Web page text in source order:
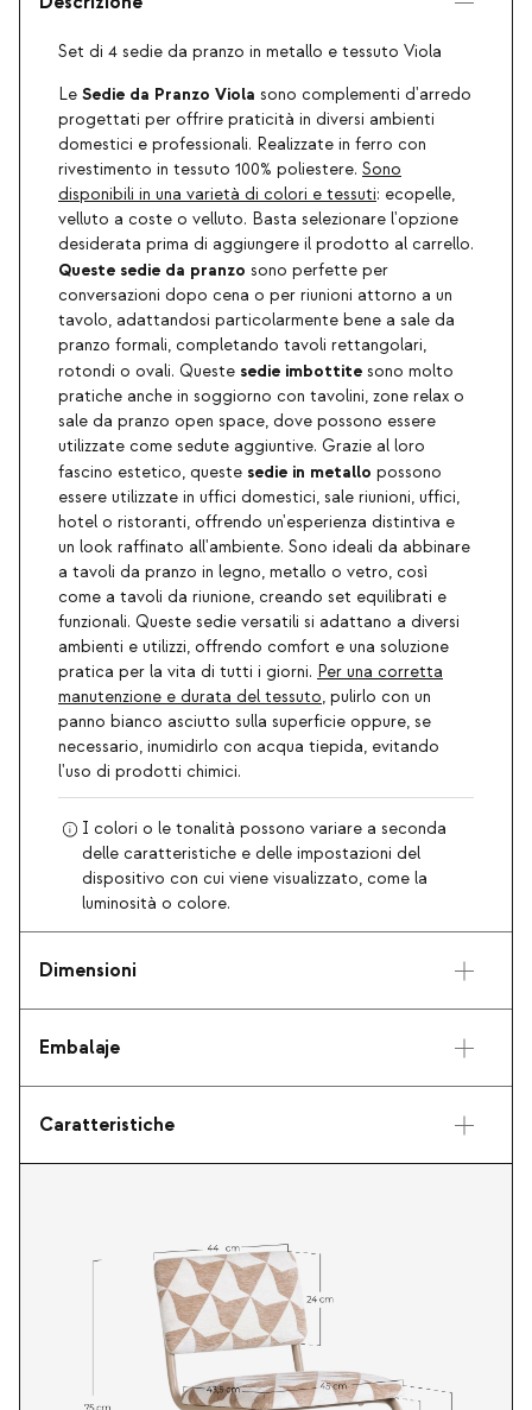
Set di 4 sedie da pranzo in metallo e tessuto Viola
Le Sedie da Pranzo Viola sono complementi d'arredo
progettati per offrire praticità in diversi ambienti
domestici e professionali. Realizzate in ferro con
rivestimento in tessuto 100% poliestere. Sono
disponibili in una varietà di colori e tessuti: ecopelle,
velluto a coste o velluto. Basta selezionare l'opzione
desiderata prima di aggiungere il prodotto al carrello.
Queste sedie da pranzo sono perfette per
conversazioni dopo cena o per riunioni attorno a un
tavolo, adattandosi particolarmente bene a sale da
pranzo formali, completando tavoli rettangolari,
rotondi o ovali. Queste sedie imbottite sono molto
pratiche anche in soggiorno con tavolini, zone relax o
sale da pranzo open space, dove possono essere
utilizzate come sedute aggiuntive. Grazie al loro
fascino estetico, queste sedie in metallo possono
essere utilizzate in uffici domestici, sale riunioni, uffici,
hotel o ristoranti, offrendo un'esperienza distintiva e
un look raffinato all'ambiente. Sono ideali da abbinare
a tavoli da pranzo in legno, metallo o vetro, così
come a tavoli da riunione, creando set equilibrati e
funzionali. Queste sedie versatili si adattano a diversi
ambienti e utilizzi, offrendo comfort e una soluzione
pratica per la vita di tutti i giorni. Per una corretta
manutenzione e durata del tessuto, pulirlo con un
panno bianco asciutto sulla superficie oppure, se
necessario, inumidirlo con acqua tiepida, evitando
l'uso di prodotti chimici.
I colori o le tonalità possono variare a seconda
delle caratteristiche e delle impostazioni del
dispositivo con cui viene visualizzato, come la
luminosità o colore.
Dimensioni
Embalaje
Caratteristiche